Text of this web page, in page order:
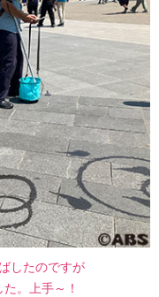
したのですが
。上手～！